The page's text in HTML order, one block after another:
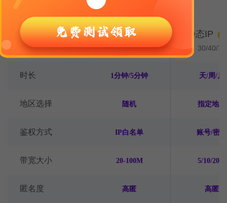
计费模式 动态IP
1-4厘/IP
静态IP
30/40/70
时长 1分钟/5分钟 天/周/月
地区选择 随机 指定地区
鉴权方式 IP白名单 账号/密码
带宽大小 20-100M 5/10/20M
匿名度 高匿 高匿